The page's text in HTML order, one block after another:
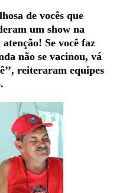
de vocês que
um show na
Se você faz
não se vacinou, vá
’’, reiteraram equipes